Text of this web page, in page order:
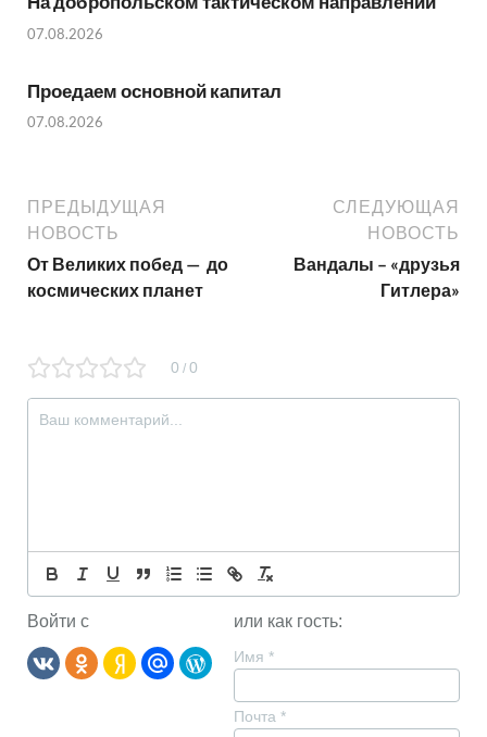
07.08.2026
Проедаем основной капитал
07.08.2026
ПРЕДЫДУЩАЯ
НОВОСТЬ
От Великих побед — до
космических планет
СЛЕДУЮЩАЯ
НОВОСТЬ
Вандалы – «друзья
Гитлера»
0 / 0
Войти с или как гость:
Имя *
Почта *